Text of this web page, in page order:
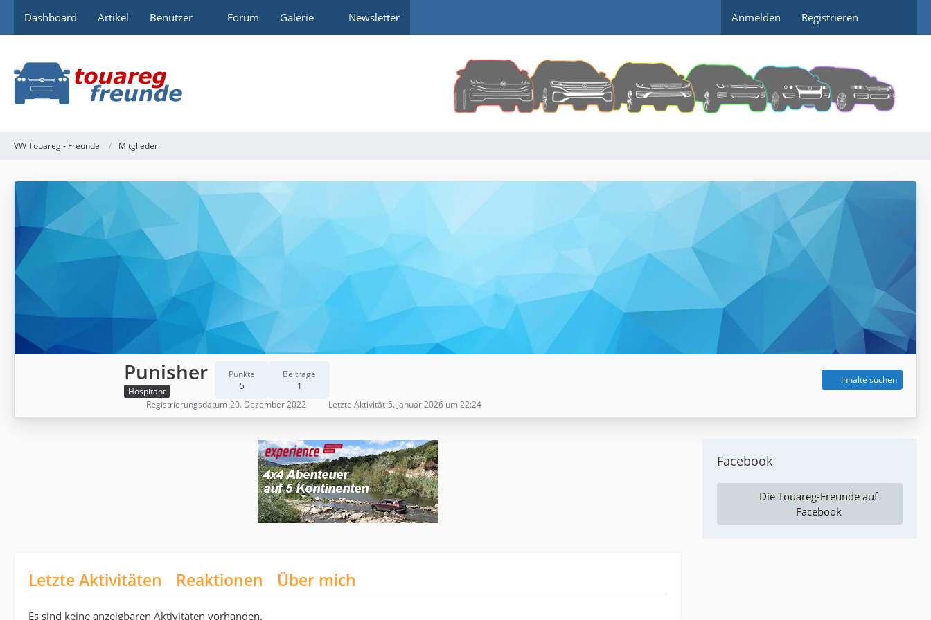
Dashboard Artikel Benutzer Forum Galerie Newsletter Anmelden Registrieren
VW Touareg - Freunde Mitglieder
Punisher
Hospitant
Punkte
5
Beiträge
1
Inhalte suchen
Registrierungsdatum 20. Dezember 2022 Letzte Aktivität 5. Januar 2026 um 22:24
Letzte Aktivitäten Reaktionen Über mich
Es sind keine anzeigbaren Aktivitäten vorhanden.
Facebook
Die Touareg-Freunde auf
Facebook